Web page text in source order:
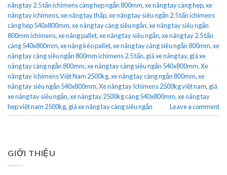
nâng tay 2.5 tấn ichimens càng hẹp ngắn 800mm,xe nâng tay càng hẹp,xe
nâng tay ichimens,xe nâng tay thấp,xe nâng tay siêu ngắn 2.5 tấn ichimens
càng hẹp 540x800mm,xe nâng tay càng siêu ngắn,xe nâng tay siêu ngắn
800mm ichimens,xe nâng pallet,xe nâng tay siêu ngắn,xe nâng tay 2.5 tấn
càng 540x800mm,xe nâng kéo pallet,xe nâng tay càng siêu ngắn 800mm,xe
nâng tay càng siêu ngắn 800mm ichimens 2.5 tấn, giá xe nâng tay, giá xe
nâng tay càng ngắn 800mm,xe nâng tay càng siêu ngắn 540x800mm,Xe
nâng tay Ichimens Việt Nam 2500kg,xe nâng tay càng ngắn 800mm,xe
nâng tay siêu ngắn 540x800mm,Xe nâng tay Ichimens 2500kg việt nam, giá
xe nâng tay siêu ngắn,xe nâng tay 2500kg càng 540x800mm,xe nâng tay
hẹp việt nam 2500kg, giá xe nâng tay càng siêu ngắn Leave a comment
GIỚI THIỆU